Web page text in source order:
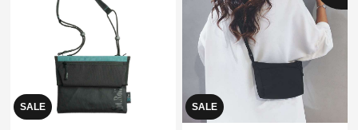
SALE SALE